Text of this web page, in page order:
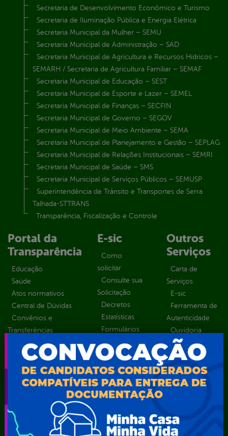
Secretaria de Desenvolvimento Econômico e Turismo
Secretaria de Iluminação Pública e Energia Elétrica
Secretaria Municipal da Mulher – SEMU
Secretaria Municipal de Administração – SAD
Secretaria Municipal de Agricultura e Recursos Hídricos –
SEMARH / Secretaria de Agricultura Familiar – SEMAF
Secretaria Municipal de Educação – SEST
Secretaria Municipal de Esporte e Lazer – SEMEL
Secretaria Municipal de Finanças – SECFIN
Secretaria Municipal de Governo – SEGOV
Secretaria Municipal de Meio Ambiente – SEMA
Secretaria Municipal de Planejamento e Gestão – SEPLAG
Secretaria Municipal de Relações Institucionais – SEMRI
Secretaria Municipal de Saúde – SMS
Secretaria Municipal de Serviços Públicos – SEMUSP
Superintendência de Trânsito e Transportes de Serra
Talhada-STTRANS
Transparência, Fiscalização e Controle
Portal da
Transparência
Educação
Saúde
Atos normativos
Central de Dúvidas
Convênios e
Transferências
Despesas
Diárias
Emendas
parlamentares
Organizacional
Inicio
LGPD e Governo
E-sic
Como
solicitar
Consulte sua
Solicitação
Decretos
Estatísticas
Formulários
autoridades
Sic Físico
Solicitar
Recurso
pedido
Outros
Serviços
Carta de
Serviços
E-sic
Ferramenta de
Autenticidade
Ouvidoria
Portal Aldir
Blanc
Portal da
Transparência